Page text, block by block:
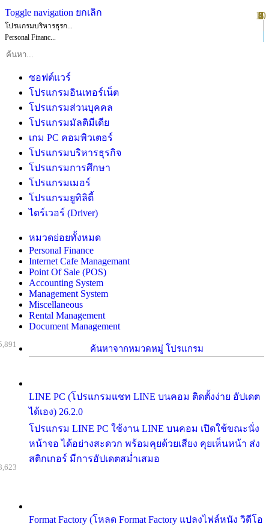
Toggle navigation ยกเลิก
โปรแกรมบริหารธุรก...
Personal Financ...
ซอฟต์แวร์
โปรแกรมอินเทอร์เน็ต
โปรแกรมส่วนบุคคล
โปรแกรมมัลติมีเดีย
เกม PC คอมพิวเตอร์
โปรแกรมบริหารธุรกิจ
โปรแกรมการศึกษา
โปรแกรมเมอร์
โปรแกรมยูทิลิตี้
ไดร์เวอร์ (Driver)
หมวดย่อยทั้งหมด
Personal Finance
Internet Cafe Managemant
Point Of Sale (POS)
Accounting System
Management System
Miscellaneous
Rental Management
Document Management
ค้นหาจากหมวดหมู่ โปรแกรม
LINE PC (โปรแกรมแชท LINE บนคอม ติดตั้งง่าย อัปเดต
ได้เอง) 26.2.0
โปรแกรม LINE PC ใช้งาน LINE บนคอม เปิดใช้ขณะนั่ง
หน้าจอ ได้อย่างสะดวก พร้อมคุยด้วยเสียง คุยเห็นหน้า ส่ง
สติกเกอร์ มีการอัปเดตสม่ำเสมอ
Format Factory (โหลด Format Factory แปลงไฟล์หนัง วิดีโอ
1
2
3
4
5
6
7
8
9
10